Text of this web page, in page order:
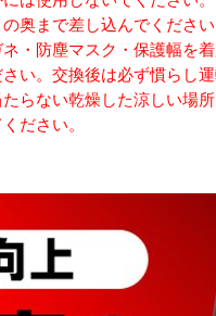
奥まで差し込んでくださ
・防塵マスク・保護幅を
い。交換後は必ず慣らし
らない乾燥した涼しい場
ださい。